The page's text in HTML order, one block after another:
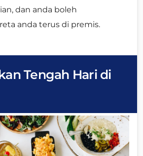
dan anda boleh
anda terus di premis.
Tengah Hari di